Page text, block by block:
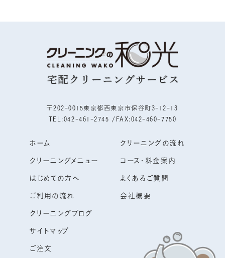
〒202-0015東京都西東京市保谷町3-12-13
TEL:042-461-2745 / FAX:042-460-7750
ホーム
クリーニングメニュー
はじめての方へ
ご利用の流れ
クリーニングの流れ
コース・料金案内
よくあるご質問
会社概要
クリーニングブログ
サイトマップ
ご注文